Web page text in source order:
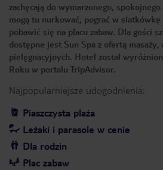
zachęcają do wymarzonego,
mogą tu nurkować, pograć w siatkówkę
pobawić się na placu zabaw. Dla gości
dostępne jest Sun Spa z ofertą
pielęgnacyjnych. Hotel został
Roku w portalu TripAdvisor.
Najpopularniejsze udogodnienia:
Piaszczysta plaża
Leżaki i parasole w cenie
Dla rodzin
Plac zabaw